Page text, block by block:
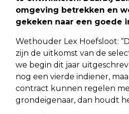
omgeving betrekken en
gekeken naar een goede
Wethouder Lex Hoefsloot:
zijn de uitkomst van de
we begin dit jaar
nog een vierde indiener,
contract kunnen regelen
grondeigenaar, dan houdt